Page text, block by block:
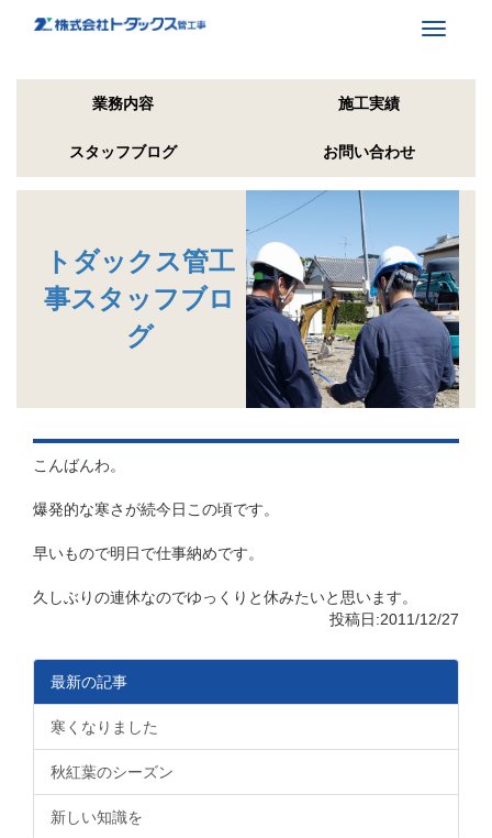
Toggle
業務内容 施工実績
スタッフブログ お問い合わせ
トダックス管工
事スタッフブロ
グ
こんばんわ。
爆発的な寒さが続今日この頃です。
早いもので明日で仕事納めです。
久しぶりの連休なのでゆっくりと休みたいと思います。
投稿日:2011/12/27
最新の記事
寒くなりました
秋紅葉のシーズン
新しい知識を